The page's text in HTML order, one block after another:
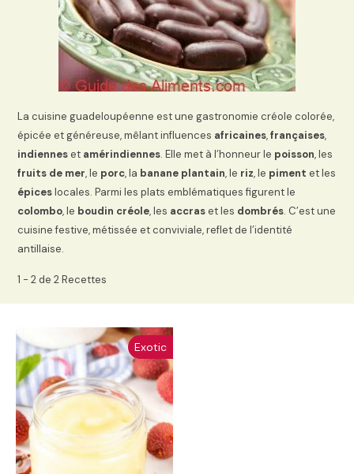
La cuisine guadeloupéenne est une gastronomie créole colorée,
épicée et généreuse, mêlant influences africaines,françaises,
indienneset amérindiennes. Elle met à l’honneur le poisson, les
fruits de mer, le porc, la banane plantain, le riz, le piment et les
épiceslocales. Parmi les plats emblématiques figurent le
colombo, le boudin créole, les accraset les dombrés. C’est une
cuisine festive, métissée et conviviale, reflet de l’identité
antillaise.
1 - 2 de 2 Recettes
Exotic